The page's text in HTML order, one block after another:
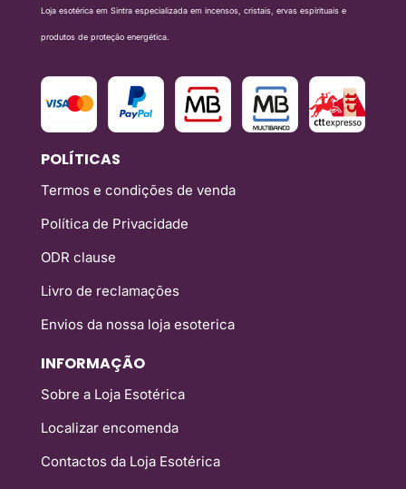
Loja esotérica em Sintra especializada em incensos, cristais, ervas espirituais e
produtos de proteção energética.
POLÍTICAS
Termos e condições de venda
Política de Privacidade
ODR clause
Livro de reclamações
Envios da nossa loja esoterica
INFORMAÇÃO
Sobre a Loja Esotérica
Localizar encomenda
Contactos da Loja Esotérica